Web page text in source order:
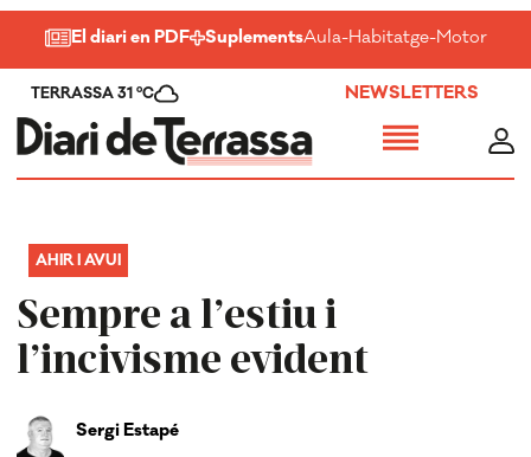
El diari en PDF SuplementsAula-Habitatge-Motor-
TERRASSA 31 ºC NEWSLETTERS
Sempre a l’estiu i
l’incivisme evident
AHIR I AVUI
Sergi Estapé